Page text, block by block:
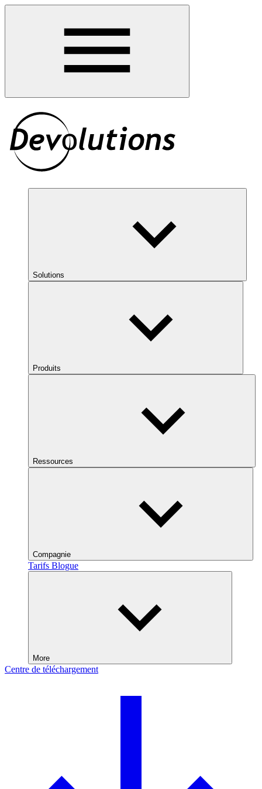
Solutions
Produits
Ressources
Compagnie
Tarifs Blogue
More
Centre de téléchargement